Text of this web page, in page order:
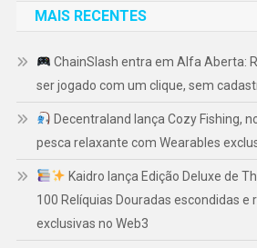
MAIS RECENTES
ChainSlash entra em Alfa Aberta:
ser jogado com um clique, sem
Decentraland lança Cozy Fishing,
pesca relaxante com Wearables
Kaidro lança Edição Deluxe de
100 Relíquias Douradas escondidas e
exclusivas no Web3